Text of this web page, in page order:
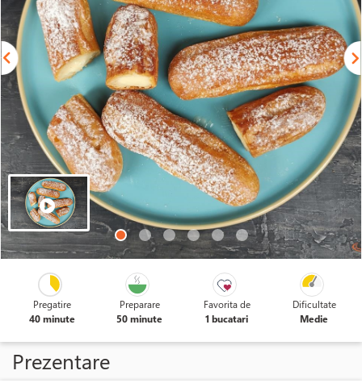
Pregatire
40 minute
Preparare
50 minute
Favorita de
1 bucatari
Dificultate
Medie
Prezentare